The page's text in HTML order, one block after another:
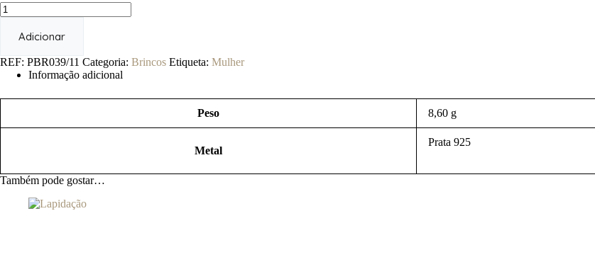
Quantidade
de
Lapidação
Adicionar
REF: PBR039/11 Categoria: Brincos Etiqueta: Mulher
Informação adicional
Peso 8,60 g
Metal
Prata 925
Também pode gostar…